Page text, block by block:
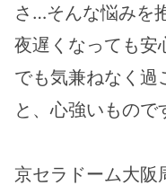
さ…そんな悩みを
夜遅くなっても安
でも気兼ねなく過
と、心強いもので
京セラドーム大阪